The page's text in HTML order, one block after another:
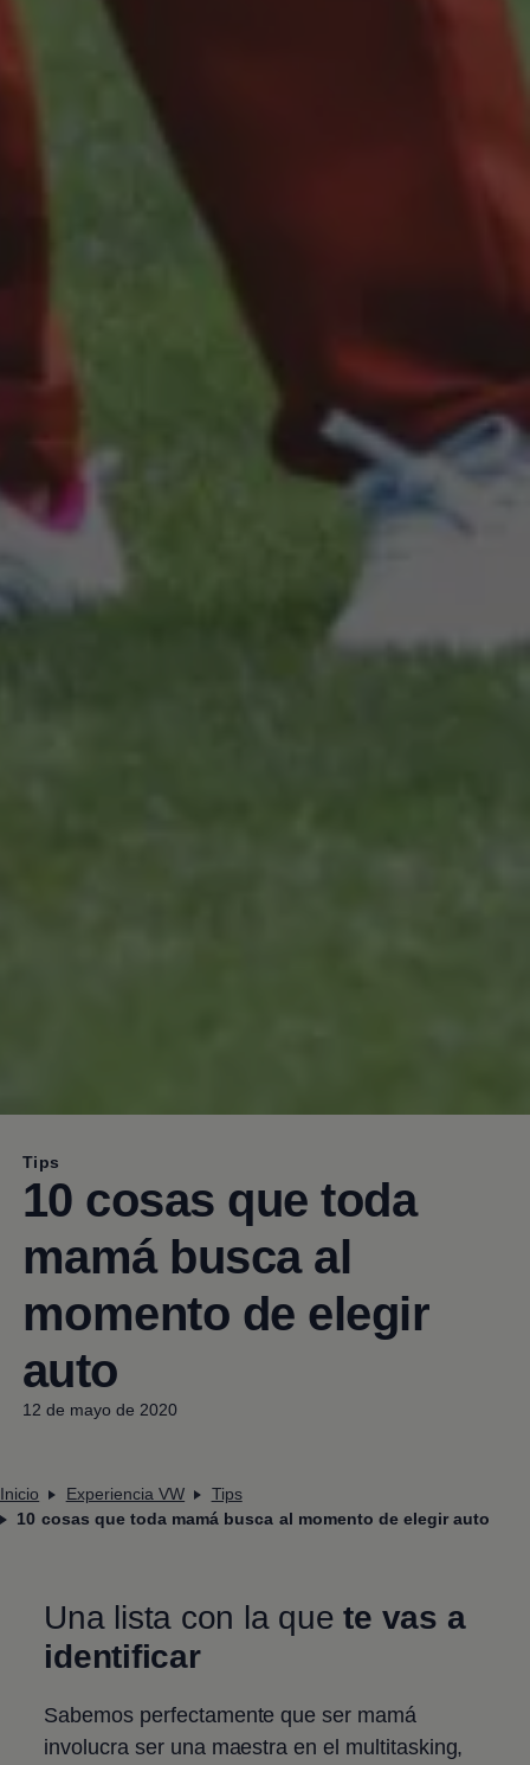
Tips
10 cosas que toda
mamá busca al
momento de elegir
auto
12 de mayo de 2020
Inicio Experiencia VW
Tips
10 cosas que toda mamá busca al momento de elegir auto
Una lista con la quete vas a
identificar
Sabemos perfectamente que ser mamá
involucra ser una maestra en el multitasking,